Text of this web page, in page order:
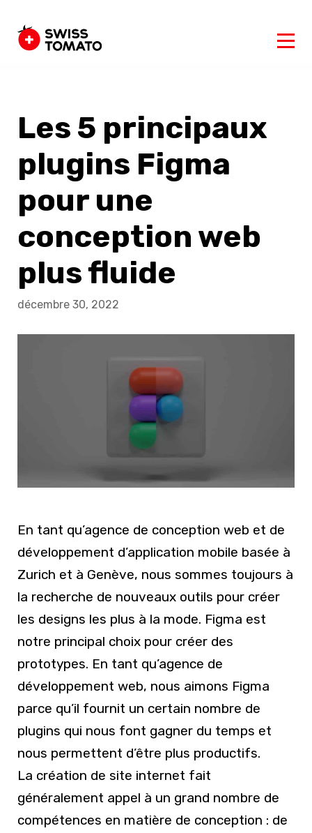
Les 5 principaux
plugins Figma
pour une
conception web
plus fluide
décembre 30, 2022
En tant qu’agence de conception web et de
développement d’application mobile basée à
Zurich et à Genève, nous sommes toujours à
la recherche de nouveaux outils pour créer
les designs les plus à la mode. Figma est
notre principal choix pour créer des
prototypes. En tant qu’agence de
développement web, nous aimons Figma
parce qu’il fournit un certain nombre de
plugins qui nous font gagner du temps et
nous permettent d’être plus productifs.
La création de site internet fait
généralement appel à un grand nombre de
compétences en matière de conception : de